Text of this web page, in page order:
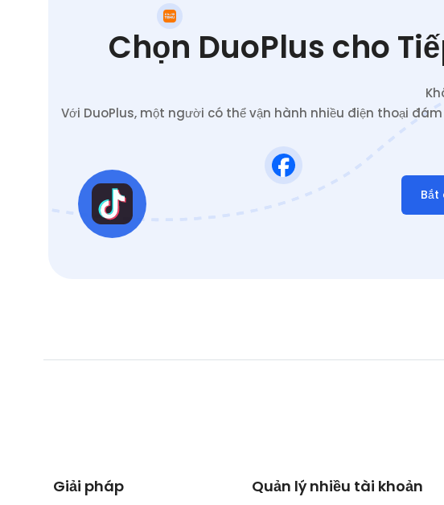
Chọn DuoPlus cho
Với DuoPlus, một người có thể vận hành nhiều điện thoại
Bắt
Giải pháp Quản lý nhiều tài khoản